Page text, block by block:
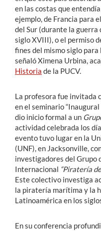
en las costas que
ejemplo, de Francia para
del Sur (durante la guerra
siglo XVIII), o el permiso
fines del mismo siglo para
señaló Ximena Urbina,
Historia de la PUCV.
La profesora fue invitada
en el seminario
dio inicio formal a un
actividad celebrada los
evento tuvo lugar en la
(UNF), en Jacksonville,
investigadores del Grupo
Internacional “Piratería
Este colectivo investiga
la piratería marítima y la
Latinoamérica en los
En su conferencia